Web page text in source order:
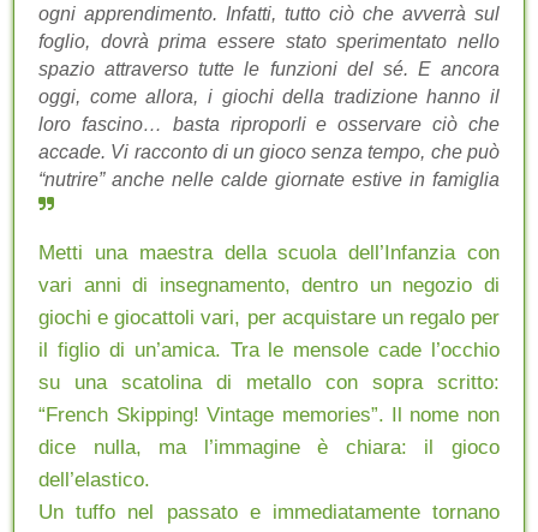
ogni apprendimento. Infatti, tutto ciò che avverrà sul
foglio, dovrà prima essere stato sperimentato nello
spazio attraverso tutte le funzioni del sé. E ancora
oggi, come allora, i giochi della tradizione hanno il
loro fascino… basta riproporli e osservare ciò che
accade. Vi racconto di un gioco senza tempo, che può
“nutrire” anche nelle calde giornate estive in famiglia
Metti una maestra della scuola dell’Infanzia con
vari anni di insegnamento, dentro un negozio di
giochi e giocattoli vari, per acquistare un regalo per
il figlio di un’amica. Tra le mensole cade l’occhio
su una scatolina di metallo con sopra scritto:
“French Skipping! Vintage memories”. Il nome non
dice nulla, ma l’immagine è chiara: il gioco
dell’elastico.
Un tuffo nel passato e immediatamente tornano